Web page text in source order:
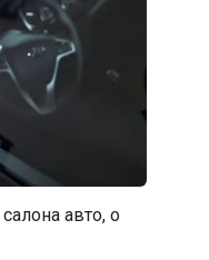
авто, о